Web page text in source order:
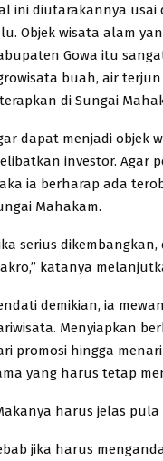
ini diutarakannya usai
Objek wisata alam
Gowa itu
buah, air
di Sungai
dapat menjadi objek
investor. Agar
ia berharap ada
Mahakam.
serius
katanya
demikian, ia
Menyiapkan
promosi hingga
yang harus tetap
harus jelas
jika harus